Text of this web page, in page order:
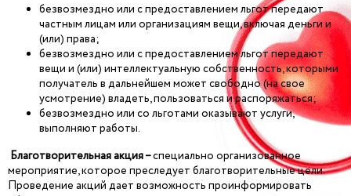
безвозмездно или с предоставлением льгот передают
частным лицам или организациям вещи, включая деньги и
(или) права;
безвозмездно или с предоставлением льгот передают
вещи и (или) интеллектуальную собственность, которыми
получатель в дальнейшем может свободно (на свое
усмотрение) владеть, пользоваться и распоряжаться;
безвозмездно или со льготами оказывают услуги,
выполняют работы.
Благотворительная акция –специально организованное
мероприятие, которое преследует благотворительные цели.
Проведение акций дает возможность проинформировать